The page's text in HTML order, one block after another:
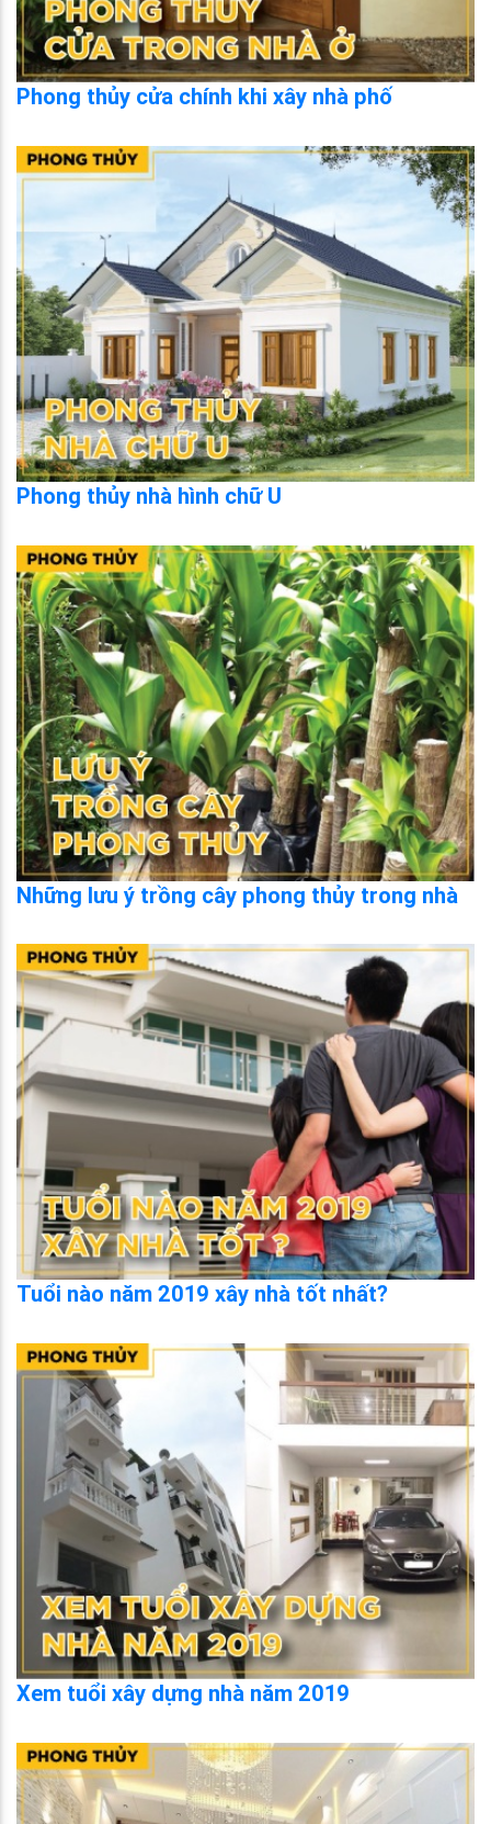
Phong thủy cửa chính khi xây nhà phố
Phong thủy nhà hình chữ U
Những lưu ý trồng cây phong thủy trong nhà
Tuổi nào năm 2019 xây nhà tốt nhất?
Xem tuổi xây dựng nhà năm 2019